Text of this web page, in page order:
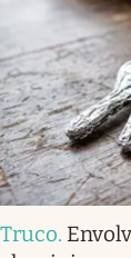
Truco.